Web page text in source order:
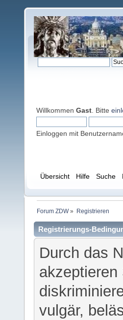
Willkommen Gast . Bitte
Einloggen mit
Übersicht Hilfe Suche
Forum ZDW» Registrieren
Registrierungs-
Durch das
vulgär,